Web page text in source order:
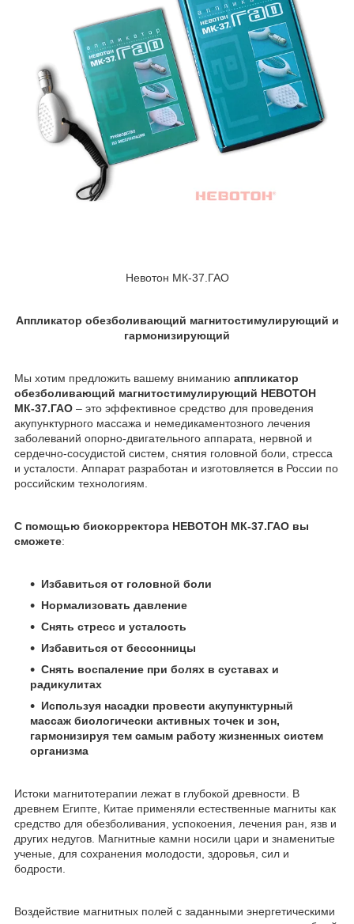
Невотон МК-37.ГАО
Аппликатор обезболивающий магнитостимулирующий и
гармонизирующий
Мы хотим предложить вашему вниманию аппликатор
обезболивающий магнитостимулирующий НЕВОТОН
МК-37.ГАО – это эффективное средство для проведения
акупунктурного массажа и немедикаментозного лечения
заболеваний опорно-двигательного аппарата, нервной и
сердечно-сосудистой систем, снятия головной боли, стресса
и усталости. Аппарат разработан и изготовляется в России по
российским технологиям.
С помощью биокорректора НЕВОТОН МК-37.ГАО вы
сможете:
Избавиться от головной боли
Нормализовать давление
Снять стресс и усталость
Избавиться от бессонницы
Снять воспаление при болях в суставах и
радикулитах
Используя насадки провести акупунктурный
массаж биологически активных точек и зон,
гармонизируя тем самым работу жизненных систем
организма
Истоки магнитотерапии лежат в глубокой древности. В
древнем Египте, Китае применяли естественные магниты как
средство для обезболивания, успокоения, лечения ран, язв и
других недугов. Магнитные камни носили цари и знаменитые
ученые, для сохранения молодости, здоровья, сил и
бодрости.
Воздействие магнитных полей с заданными энергетическими